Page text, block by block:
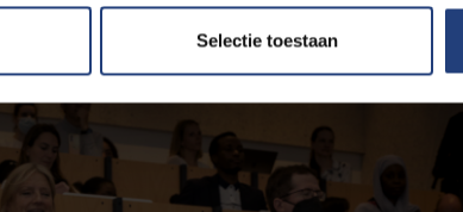
Selectie toestaan
Okelo (alumna, en bij het Kenya Marine and Fisheries